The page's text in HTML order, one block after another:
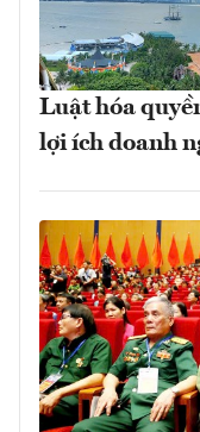
Luật hóa
lợi ích doanh